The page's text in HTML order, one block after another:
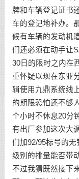
牌和车辆登记证书
车的登记地补办。
候有车辆的发动机
们还必须在动手让
30日的限时之内在
重怀疑以现在东亚
辑使用九鼎系统线
的期限恐怕还不够
个小时不休息20分
有出厂参加这次大
们加92/95标号的
级别的排量能否带
不过我猜既然接下